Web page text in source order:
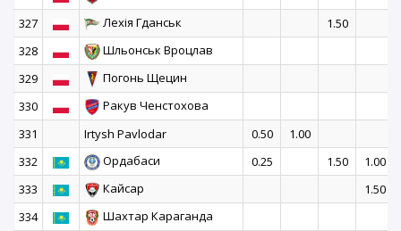
327
Лехія Гданськ
1.50
328
Шльонськ Вроцлав
329
Погонь Щецин
330
Ракув Ченстохова
331
Irtysh Pavlodar 0.50
1.00
332
Ордабаси 0.25 1.50
1.00
333
Кайсар
1.50
334
Шахтар Караганда